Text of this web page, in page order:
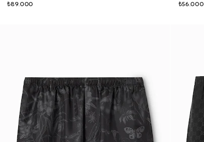
₺89.000
₺56.000